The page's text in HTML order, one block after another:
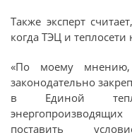
Также эксперт
когда ТЭЦ и
«По моему
законодательно
в Единой
поставить